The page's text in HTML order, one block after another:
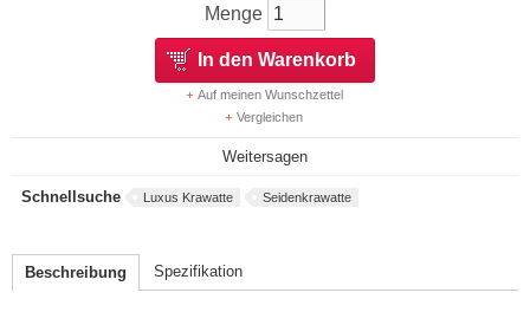
Menge
In den Warenkorb
Auf meinen Wunschzettel
Vergleichen
Weitersagen
Schnellsuche Luxus Krawatte Seidenkrawatte
Beschreibung Spezifikation